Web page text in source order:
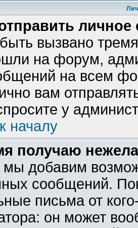
вызвано
на форум,
на всем
вам
у
началу
получаю
добавим
сообщений.
письма от
он может